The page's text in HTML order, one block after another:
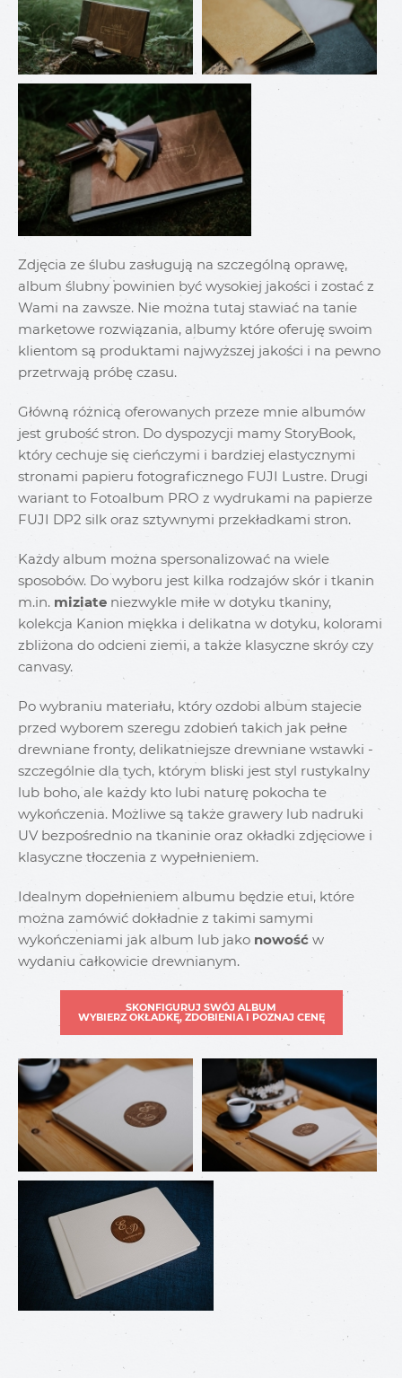
Zdjęcia ze ślubu zasługują na szczególną oprawę,
album ślubny powinien być wysokiej jakości i zostać z
Wami na zawsze. Nie można tutaj stawiać na tanie
marketowe rozwiązania, albumy które oferuję swoim
klientom są produktami najwyższej jakości i na pewno
przetrwają próbę czasu.
Główną różnicą oferowanych przeze mnie albumów
jest grubość stron. Do dyspozycji mamy StoryBook,
który cechuje się cieńczymi i bardziej elastycznymi
stronami papieru fotograficznego FUJI Lustre. Drugi
wariant to Fotoalbum PRO z wydrukami na papierze
FUJI DP2 silk oraz sztywnymi przekładkami stron.
Każdy album można spersonalizować na wiele
sposobów. Do wyboru jest kilka rodzajów skór i tkanin
m.in. miziate niezwykle miłe w dotyku tkaniny,
kolekcja Kanion miękka i delikatna w dotyku, kolorami
zbliżona do odcieni ziemi, a także klasyczne skróy czy
canvasy.
Po wybraniu materiału, który ozdobi album stajecie
przed wyborem szeregu zdobień takich jak pełne
drewniane fronty, delikatniejsze drewniane wstawki -
szczególnie dla tych, którym bliski jest styl rustykalny
lub boho, ale każdy kto lubi naturę pokocha te
wykończenia. Możliwe są także grawery lub nadruki
UV bezpośrednio na tkaninie oraz okładki zdjęciowe i
klasyczne tłoczenia z wypełnieniem.
Idealnym dopełnieniem albumu będzie etui, które
można zamówić dokładnie z takimi samymi
wykończeniami jak album lub jako nowość w
wydaniu całkowicie drewnianym.
SKONFIGURUJ SWÓJ ALBUM
WYBIERZ OKŁADKĘ, ZDOBIENIA I POZNAJ CENĘ